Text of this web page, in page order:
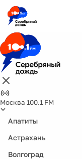
Москва 100.1 FM
Апатиты
Астрахань
Волгоград